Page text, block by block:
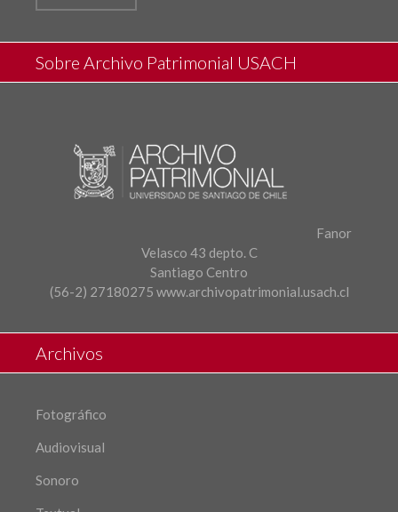
Sobre Archivo Patrimonial USACH
Fanor
Velasco 43 depto. C
Santiago Centro
(56-2) 27180275 www.archivopatrimonial.usach.cl
Archivos
Fotográfico
Audiovisual
Sonoro